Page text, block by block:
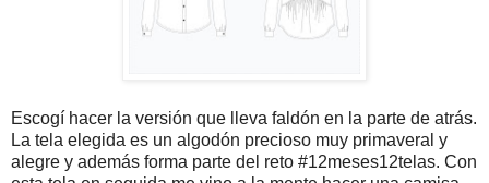
Escogí hacer la versión que lleva faldón en la parte de atrás.
La tela elegida es un algodón precioso muy primaveral y
alegre y además forma parte del reto #12meses12telas. Con